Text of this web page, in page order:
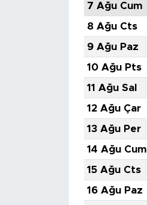
7 Ağu Cum
8 Ağu Cts
9 Ağu Paz
10 Ağu Pts
11 Ağu Sal
12 Ağu Çar
13 Ağu Per
14 Ağu Cum
15 Ağu Cts
16 Ağu Paz